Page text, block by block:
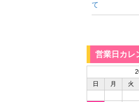
て
営業日カレ
日
月 火